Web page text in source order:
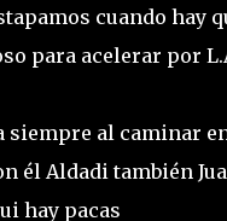
cuando hay
para acelerar por
siempre al caminar
él Aldadi también
hay pacas